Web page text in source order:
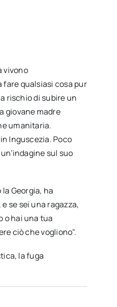
vivono
fare qualsiasi cosa pur
rischio di subire un
giovane madre
umanitaria.
Inguscezia. Poco
sul suo
Georgia, ha
se sei una ragazza,
o hai una tua
ciò che vogliono".
la fuga